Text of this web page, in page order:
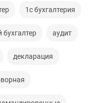
1с бухгалтерия
аудит
декларация